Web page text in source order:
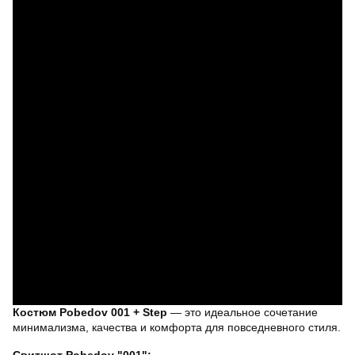
Костюм Pobedov 001 + Step — это идеальное сочетание
минимализма, качества и комфорта для повседневного стиля.